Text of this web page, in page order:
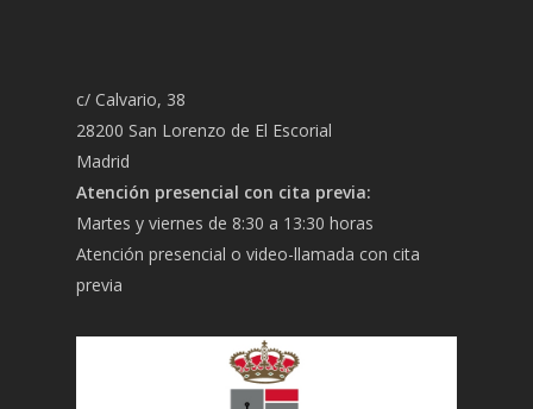
c/ Calvario, 38
28200 San Lorenzo de El Escorial
Madrid
Atención presencial con cita previa:
Martes y viernes de 8:30 a 13:30 horas
Atención presencial o video-llamada con cita
previa